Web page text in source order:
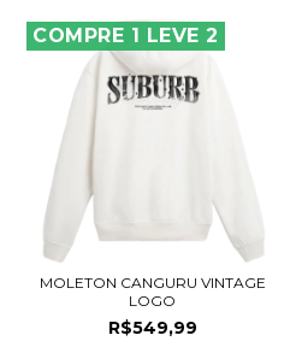
COMPRE 1 LEVE 2
MOLETON CANGURU VINTAGE
LOGO
R$549,99